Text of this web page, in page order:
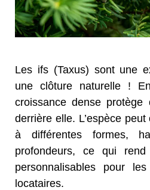
Les ifs (Taxus) sont une
une clôture naturelle !
croissance dense protège
derrière elle. L’espèce
à différentes formes,
profondeurs, ce qui
personnalisables pour
locataires.